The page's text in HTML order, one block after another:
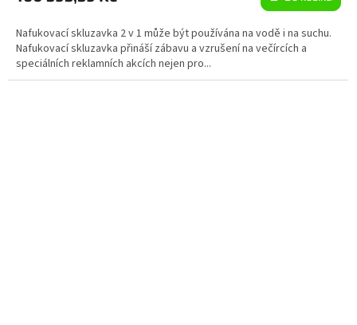
A
Nafukovací skluzavka 2 v 1 může být používána na vodě i na suchu.
Nafukovací skluzavka přináší zábavu a vzrušení na večírcích a
speciálních reklamních akcích nejen pro...